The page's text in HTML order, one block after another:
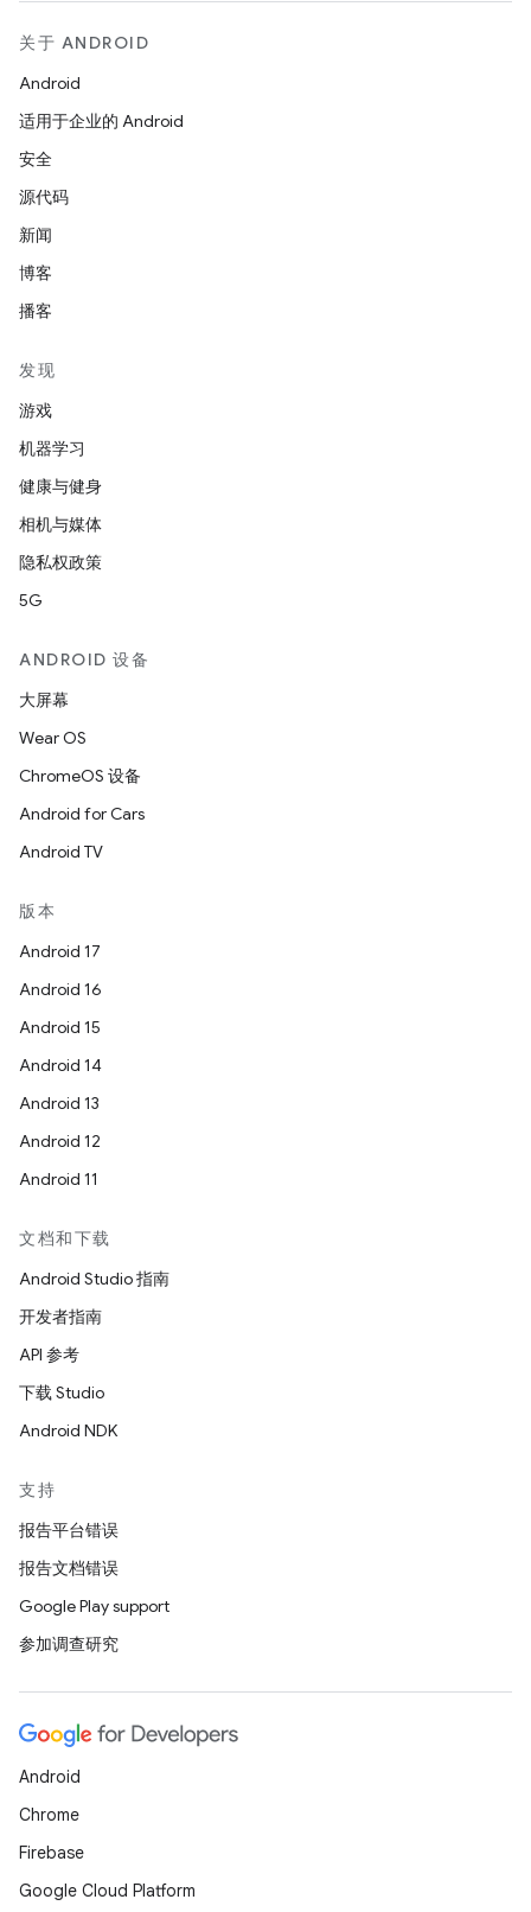
关于 ANDROID
Android
适用于企业的 Android
安全
源代码
新闻
博客
播客
发现
游戏
机器学习
健康与健身
相机与媒体
隐私权政策
5G
ANDROID 设备
大屏幕
Wear OS
ChromeOS 设备
Android for Cars
Android TV
版本
Android 17
Android 16
Android 15
Android 14
Android 13
Android 12
Android 11
文档和下载
Android Studio 指南
开发者指南
API 参考
下载 Studio
Android NDK
支持
报告平台错误
报告文档错误
Google Play support
参加调查研究
Android
Chrome
Firebase
Google Cloud Platform